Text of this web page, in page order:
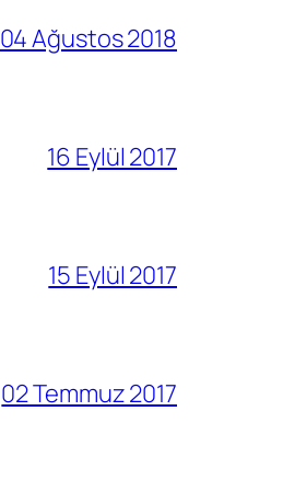
04 Ağustos 2018
16 Eylül 2017
15 Eylül 2017
02 Temmuz 2017